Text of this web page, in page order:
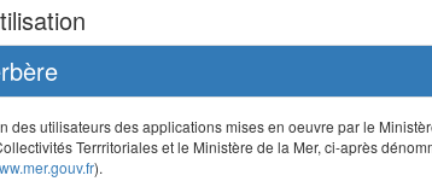
des utilisateurs des applications mises en oeuvre par le
Terrritoriales et le Ministère de la Mer, ci-après
).